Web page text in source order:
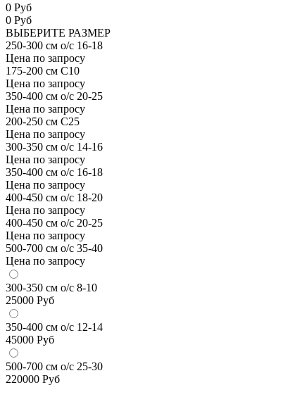
0 Руб
0 Руб
ВЫБЕРИТЕ РАЗМЕР
250-300 см о/с 16-18
Цена по запросу
175-200 см С10
Цена по запросу
350-400 см о/с 20-25
Цена по запросу
200-250 см С25
Цена по запросу
300-350 см о/с 14-16
Цена по запросу
350-400 см о/с 16-18
Цена по запросу
400-450 см о/с 18-20
Цена по запросу
400-450 см о/с 20-25
Цена по запросу
500-700 см о/с 35-40
Цена по запросу
300-350 см о/с 8-10
25000 Руб
350-400 см о/с 12-14
45000 Руб
500-700 см о/с 25-30
220000 Руб